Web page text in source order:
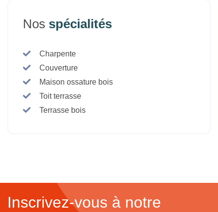
Nos spécialités
Charpente
Couverture
Maison ossature bois
Toit terrasse
Terrasse bois
Inscrivez-vous à notre